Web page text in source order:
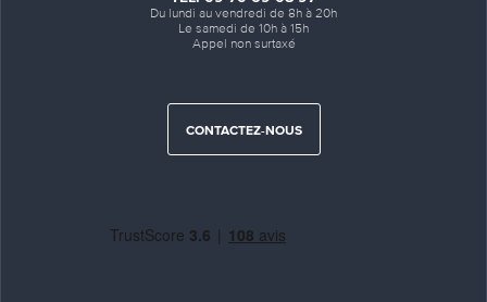
Du lundi au vendredi de 8h à 20h
Le samedi de 10h à 15h
Appel non surtaxé
CONTACTEZ-NOUS